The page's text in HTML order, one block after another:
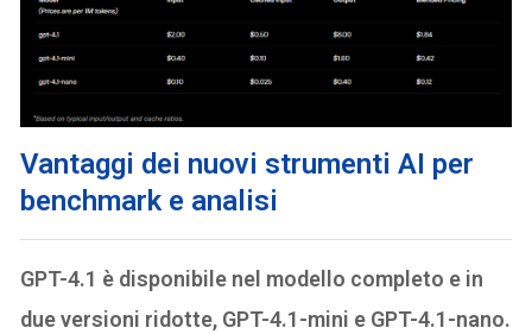
Vantaggi dei nuovi strumenti AI per
benchmark e analisi
GPT-4.1 è disponibile nel modello completo e in
due versioni ridotte, GPT-4.1-mini e GPT-4.1-nano.